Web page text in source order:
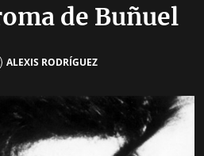
de Buñuel
ALEXIS RODRÍGUEZ